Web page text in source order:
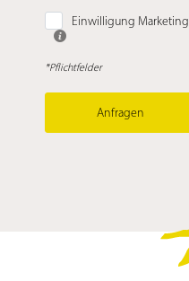
Einwilligung Marketing
*Pflichtfelder
Anfragen